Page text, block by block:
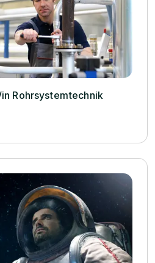
Rohrsystemtechnik